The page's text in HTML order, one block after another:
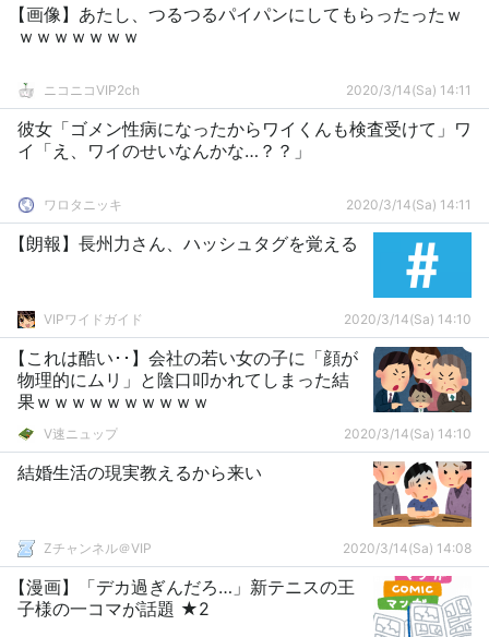
【画像】あたし、つるつるパイパンにしてもらったったｗ
ｗｗｗｗｗｗｗ
ニコニコVIP2ch 2020/3/14(Sa) 14:11
彼女「ゴメン性病になったからワイくんも検査受けて」ワ
イ「え、ワイのせいなんかな…？？」
ワロタニッキ 2020/3/14(Sa) 14:11
【朗報】長州力さん、ハッシュタグを覚える
VIPワイドガイド 2020/3/14(Sa) 14:10
【これは酷い･･】会社の若い女の子に「顔が
物理的にムリ」と陰口叩かれてしまった結
果ｗｗｗｗｗｗｗｗｗｗ
V速ニュップ 2020/3/14(Sa) 14:10
結婚生活の現実教えるから来い
Zチャンネル＠VIP 2020/3/14(Sa) 14:08
【漫画】「デカ過ぎんだろ…」新テニスの王
子様の一コマが話題 ★2